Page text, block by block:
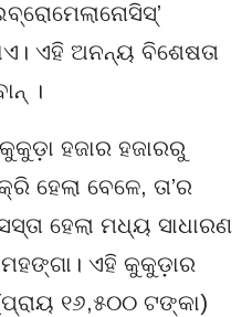
ଏହି ଅନନ୍ୟ ବିଶେଷତା
।
ହଜାର ହଜାରରୁ
ବେଳେ, ତା’ର
ହେଲା ମଧ୍ୟ ସାଧାରଣ
ଏହି କୁକୁଡ଼ାର
୧୬,୫୦୦ ଟଙ୍କା)